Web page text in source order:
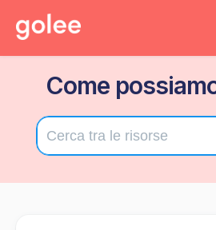
Torna al
Come